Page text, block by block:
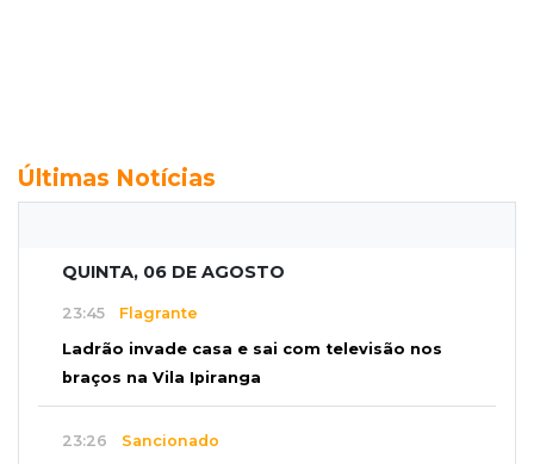
Últimas Notícias
QUINTA, 06 DE AGOSTO
23:45 Flagrante
Ladrão invade casa e sai com televisão nos
braços na Vila Ipiranga
23:26 Sancionado